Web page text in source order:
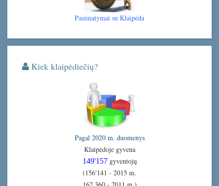
Pasimatymai su Klaipėda
Kiek klaipėdiečių?
Pagal 2020 m. duomenys
Klaipėdoje gyvena
149'157 gyventojų
(156'141 - 2015 m.